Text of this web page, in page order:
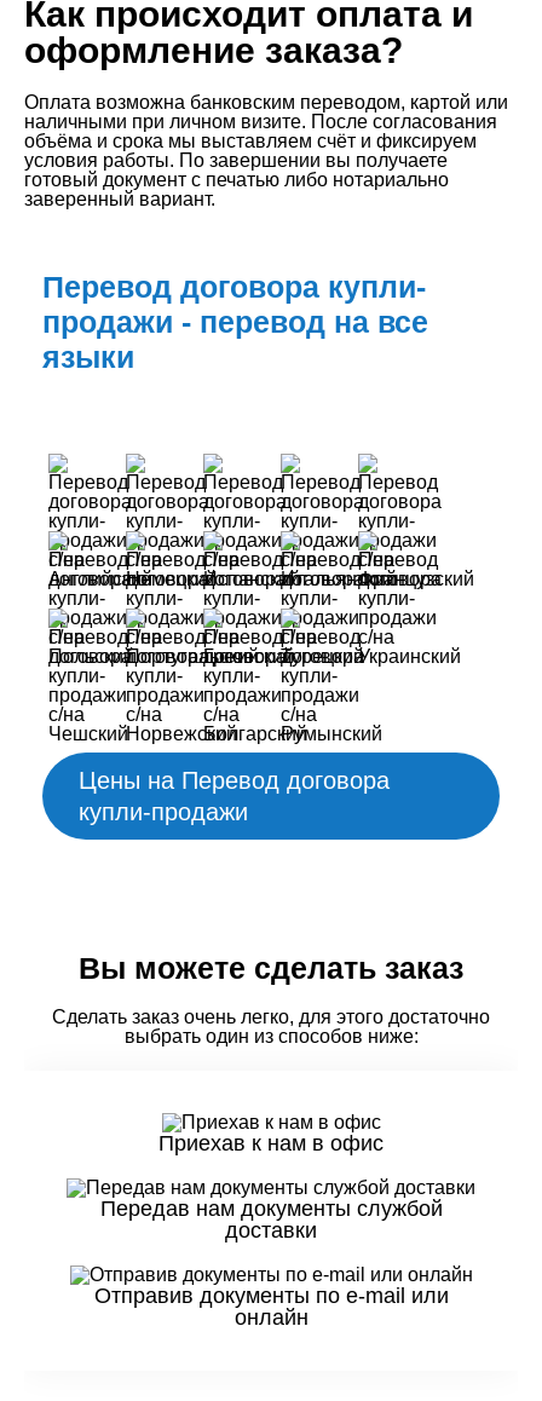
Как происходит оплата и
оформление заказа?
Оплата возможна банковским переводом, картой или
наличными при личном визите. После согласования
объёма и срока мы выставляем счёт и фиксируем
условия работы. По завершении вы получаете
готовый документ с печатью либо нотариально
заверенный вариант.
Перевод договора купли-
продажи - перевод на все
языки
Цены на Перевод договора
купли-продажи
Вы можете сделать заказ
Сделать заказ очень легко, для этого достаточно
выбрать один из способов ниже:
Приехав к нам в офис
Передав нам документы службой
доставки
Отправив документы по e-mail или
онлайн